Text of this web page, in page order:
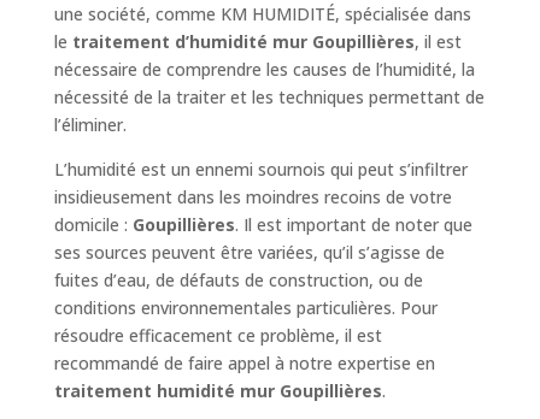
une société, comme KM HUMIDITÉ, spécialisée dans
le traitement d’humidité mur Goupillières, il est
nécessaire de comprendre les causes de l’humidité, la
nécessité de la traiter et les techniques permettant de
l’éliminer.
L’humidité est un ennemi sournois qui peut s’infiltrer
insidieusement dans les moindres recoins de votre
domicile : Goupillières. Il est important de noter que
ses sources peuvent être variées, qu’il s’agisse de
fuites d’eau, de défauts de construction, ou de
conditions environnementales particulières. Pour
résoudre efficacement ce problème, il est
recommandé de faire appel à notre expertise en
traitement humidité mur Goupillières.